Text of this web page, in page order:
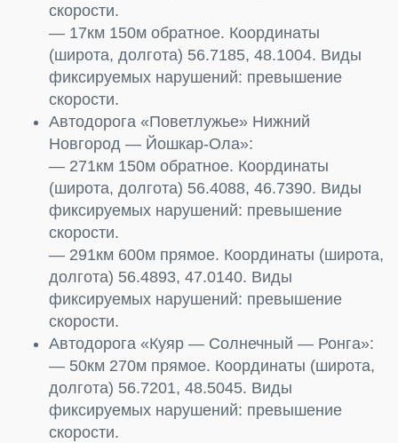
скорости.
— 17км 150м обратное. Координаты
(широта, долгота) 56.7185, 48.1004. Виды
фиксируемых нарушений: превышение
скорости.
Автодорога «Поветлужье» Нижний
Новгород — Йошкар-Ола»:
— 271км 150м обратное. Координаты
(широта, долгота) 56.4088, 46.7390. Виды
фиксируемых нарушений: превышение
скорости.
— 291км 600м прямое. Координаты (широта,
долгота) 56.4893, 47.0140. Виды
фиксируемых нарушений: превышение
скорости.
Автодорога «Куяр — Солнечный — Ронга»:
— 50км 270м прямое. Координаты (широта,
долгота) 56.7201, 48.5045. Виды
фиксируемых нарушений: превышение
скорости.